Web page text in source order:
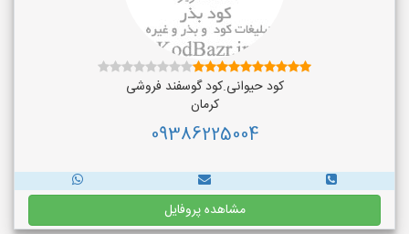
کود حیوانی.کود گوسفند فروشی
کرمان
09386225004
مشاهده پروفایل